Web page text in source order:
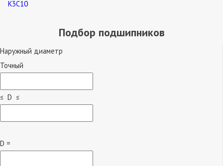
К3С10
Подбор подшипников
Наружный диаметр
Точный
≤ D ≤
D =